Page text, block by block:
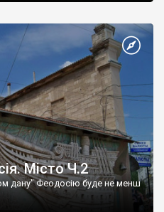
Місто Ч.2
дану" Феодосію буде не менш